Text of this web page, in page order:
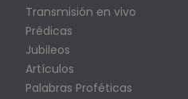
Transmisión en vivo
Prédicas
Jubileos
Artículos
Palabras Proféticas